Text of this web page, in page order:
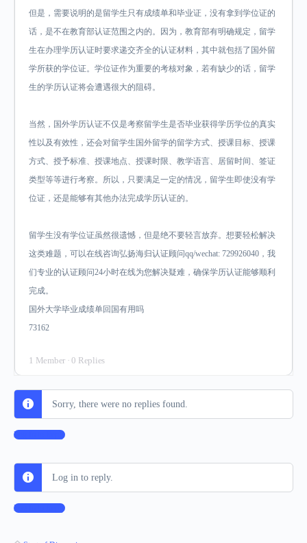
但是，需要说明的是留学生只有成绩单和毕业证，没有拿到学位证的
话，是不在教育部认证范围之内的。因为，教育部有明确规定，留学
生在办理学历认证时要求递交齐全的认证材料，其中就包括了国外留
学所获的学位证。学位证作为重要的考核对象，若有缺少的话，留学
生的学历认证将会遭遇很大的阻碍。
当然，国外学历认证不仅是考察留学生是否毕业获得学历学位的真实
性以及有效性，还会对留学生国外留学的留学方式、授课目标、授课
方式、授予标准、授课地点、授课时限、教学语言、居留时间、签证
类型等等进行考察。所以，只要满足一定的情况，留学生即使没有学
位证，还是能够有其他办法完成学历认证的。
留学生没有学位证虽然很遗憾，但是绝不要轻言放弃。想要轻松解决
这类难题，可以在线咨询弘扬海归认证顾问qq/wechat: 729926040，我
们专业的认证顾问24小时在线为您解决疑难，确保学历认证能够顺利
完成。
国外大学毕业成绩单回国有用吗
73162
1 Member · 0 Replies
Sorry, there were no replies found.
Log In to Reply
Log in to reply.
Log In to Reply